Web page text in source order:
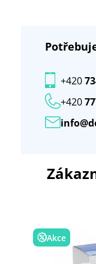
+420
+420
Akce